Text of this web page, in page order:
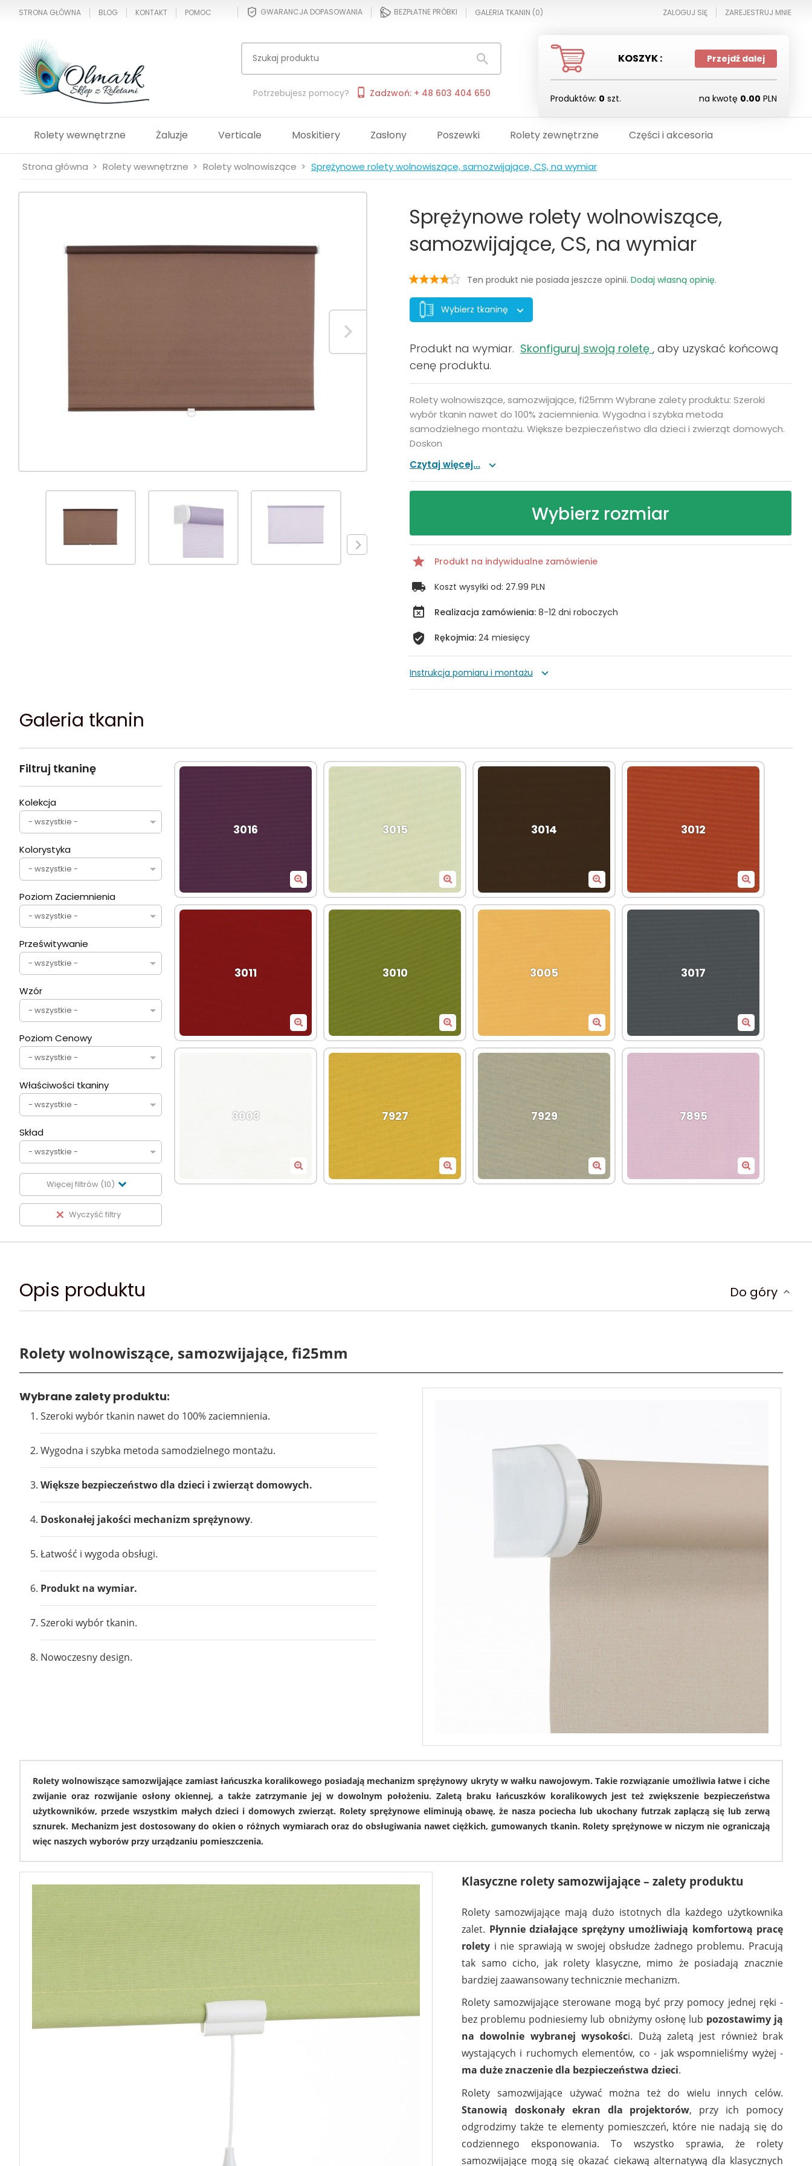
STRONA GŁÓWNA BLOG KONTAKT POMOC GWARANCJA DOPASOWANIA BEZPŁATNE PRÓBKI GALERIA TKANIN (0) ZALOGUJ SIĘ ZAREJESTRUJ MNIE
Potrzebujesz pomocy? Zadzwoń: + 48 603 404 650
KOSZYK : Przejdź dalej
Produktów: 0 szt. na kwotę 0.00 PLN
Rolety wewnętrzne Żaluzje Verticale Moskitiery Zasłony Poszewki Rolety zewnętrzne Części i akcesoria
Strona główna Rolety wewnętrzne Rolety wolnowiszące Sprężynowe rolety wolnowiszące, samozwijające, CS, na wymiar
Sprężynowe rolety wolnowiszące,
samozwijające, CS, na wymiar
Ten produkt nie posiada jeszcze opinii. Dodaj własną opinię.
Wybierz tkaninę
Produkt na wymiar. Skonfiguruj swoją roletę , aby uzyskać końcową
cenę produktu.
Rolety wolnowiszące, samozwijające, fi25mm Wybrane zalety produktu: Szeroki
wybór tkanin nawet do 100% zaciemnienia. Wygodna i szybka metoda
samodzielnego montażu. Większe bezpieczeństwo dla dzieci i zwierząt domowych.
Doskon
Czytaj więcej...
Wybierz rozmiar
Produkt na indywidualne zamówienie
Koszt wysyłki od: 27.99 PLN
Realizacja zamówienia: 8-12 dni roboczych
Rękojmia: 24 miesięcy
Instrukcja pomiaru i montażu
Galeria tkanin
Filtruj tkaninę
Kolekcja
- wszystkie -
Kolorystyka
- wszystkie -
Poziom Zaciemnienia
- wszystkie -
Prześwitywanie
- wszystkie -
Wzór
- wszystkie -
Poziom Cenowy
- wszystkie -
Właściwości tkaniny
- wszystkie -
Skład
- wszystkie -
Więcej filtrów (10)
Wyczyść filtry
3016 3015 3014 3012
3011 3010 3005 3017
3003 7927 7929 7895
7905 7943
10867
5723 5034 4999 4996
4905
4978 4981
Opis produktu Do góry
Rolety wolnowiszące, samozwijające, fi25mm
Wybrane zalety produktu:
Szeroki wybór tkanin nawet do 100% zaciemnienia.
Wygodna i szybka metoda samodzielnego montażu.
Większe bezpieczeństwo dla dzieci i zwierząt domowych.
Doskonałej jakości mechanizm sprężynowy.
Łatwość i wygoda obsługi.
Produkt na wymiar.
Szeroki wybór tkanin.
Nowoczesny design.
Rolety wolnowiszące samozwijające zamiast łańcuszka koralikowego posiadają mechanizm sprężynowy ukryty w wałku nawojowym. Takie rozwiązanie umożliwia łatwe i ciche
zwijanie oraz rozwijanie osłony okiennej, a także zatrzymanie jej w dowolnym położeniu. Zaletą braku łańcuszków koralikowych jest też zwiększenie bezpieczeństwa
użytkowników, przede wszystkim małych dzieci i domowych zwierząt. Rolety sprężynowe eliminują obawę, że nasza pociecha lub ukochany futrzak zaplączą się lub zerwą
sznurek. Mechanizm jest dostosowany do okien o różnych wymiarach oraz do obsługiwania nawet ciężkich, gumowanych tkanin. Rolety sprężynowe w niczym nie ograniczają
więc naszych wyborów przy urządzaniu pomieszczenia.
Klasyczne rolety samozwijające – zalety produktu
Rolety samozwijające mają dużo istotnych dla każdego użytkownika
zalet. Płynnie działające sprężyny umożliwiają komfortową pracę
rolety i nie sprawiają w swojej obsłudze żadnego problemu. Pracują
tak samo cicho, jak rolety klasyczne, mimo że posiadają znacznie
bardziej zaawansowany technicznie mechanizm.
Rolety samozwijające sterowane mogą być przy pomocy jednej ręki -
bez problemu podniesiemy lub obniżymy osłonę lub pozostawimy ją
na dowolnie wybranej wysokości. Dużą zaletą jest również brak
wystających i ruchomych elementów, co - jak wspomnieliśmy wyżej -
ma duże znaczenie dla bezpieczeństwa dzieci.
Rolety samozwijające używać można też do wielu innych celów.
Stanowią doskonały ekran dla projektorów, przy ich pomocy
odgrodzimy także te elementy pomieszczeń, które nie nadają się do
codziennego eksponowania. To wszystko sprawia, że rolety
samozwijające mogą się okazać ciekawą alternatywą dla klasycznych